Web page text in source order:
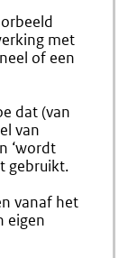
met
of een
dat (van
van
‘wordt
gebruikt.
vanaf het
eigen